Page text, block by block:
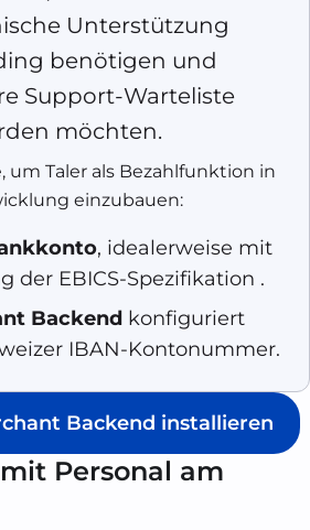
Unterstützung
benötigen und
Support-Warteliste
möchten.
um Taler als Bezahlfunktion in
einzubauen:
, idealerweise mit
der EBICS-Spezifikation .
Backend konfiguriert
IBAN-Kontonummer.
Backend installieren
Personal am